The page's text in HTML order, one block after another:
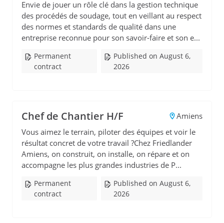
Envie de jouer un rôle clé dans la gestion technique
des procédés de soudage, tout en veillant au respect
des normes et standards de qualité dans une
entreprise reconnue pour son savoir-faire et son e...
Permanent
contract
Published on August 6,
2026
Chef de Chantier H/F
Amiens
Vous aimez le terrain, piloter des équipes et voir le
résultat concret de votre travail ?Chez Friedlander
Amiens, on construit, on installe, on répare et on
accompagne les plus grandes industries de P...
Permanent
contract
Published on August 6,
2026